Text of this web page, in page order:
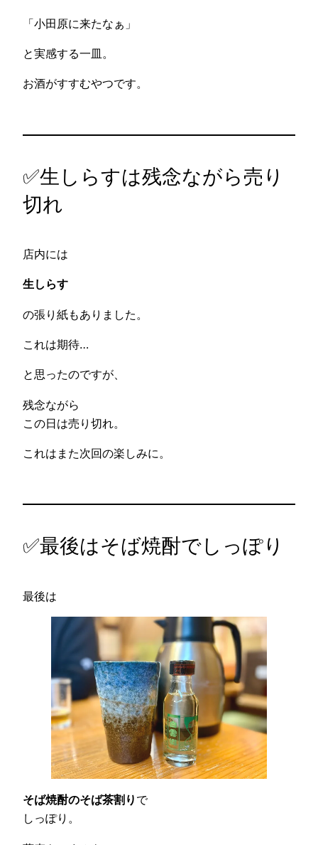
「小田原に来たなぁ」
と実感する一皿。
お酒がすすむやつです。
✅生しらすは残念ながら売り
切れ
店内には
生しらす
の張り紙もありました。
これは期待…
と思ったのですが、
残念ながら
この日は売り切れ。
これはまた次回の楽しみに。
✅最後はそば焼酎でしっぽり
最後は
そば焼酎のそば茶割り で
しっぽり。